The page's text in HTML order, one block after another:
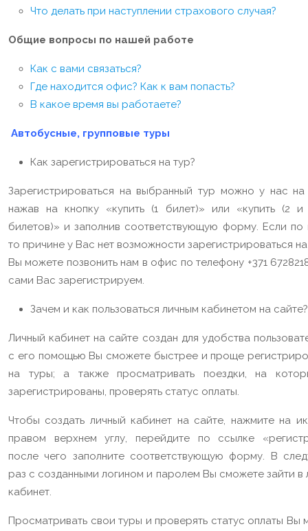
Что делать при наступлении страхового случая?
Общие вопросы по нашей работе
Как с вами связаться?
Где находится офис? Как к вам попасть?
В какое время вы работаете?
Автобусные, групповые туры
Как зарегистрироваться на тур?
Зарегистрироваться на выбранный тур можно у нас на
нажав на кнопку «купить (1 билет)» или «купить (2
билетов)» и заполнив соответствующую форму. Если по
то причине у Вас нет возможности зарегистрироваться
Вы можете позвонить нам в офис по телефону +371
сами Вас зарегистрируем.
Зачем и как пользоваться личным кабинетом на сайте?
Личный кабинет на сайте создан для удобства
с его помощью Вы сможете быстрее и проще
на туры; а также просматривать поездки, на
зарегистрированы, проверять статус оплаты.
Чтобы создать личный кабинет на сайте, нажмите на
правом верхнем углу, перейдите по ссылке
после чего заполните соответствующую форму. В
раз с созданными логином и паролем Вы сможете зайти в
кабинет.
Просматривать свои туры и проверять статус оплаты Вы